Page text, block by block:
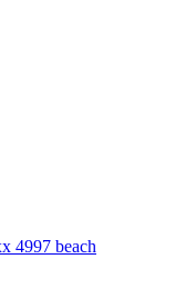
4997 beach